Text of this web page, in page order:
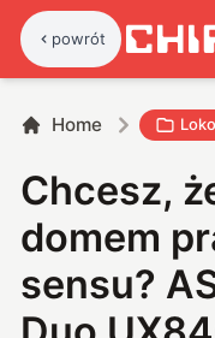
powrót
Home
Chcesz,
domem
sensu?